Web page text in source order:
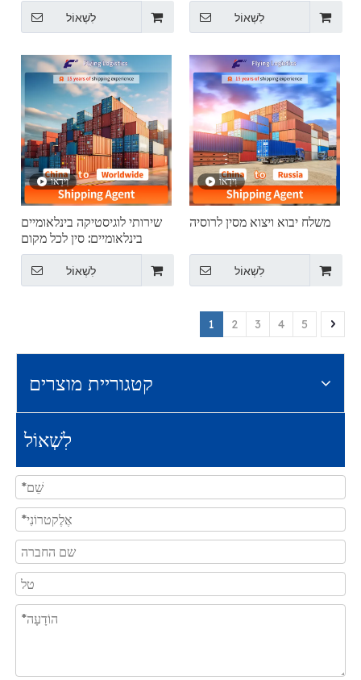
לִשְׁאוֹל לִשְׁאוֹל
וִידֵאוֹ
שירותי לוגיסטיקה בינלאומיים
בינלאומיים: סין לכל מקום
לִשְׁאוֹל
וִידֵאוֹ
משלח יבוא ויצוא מסין לרוסיה
לִשְׁאוֹל
1 2 3 4 5
קטגוריית מוצרים
לִשְׁאוֹל